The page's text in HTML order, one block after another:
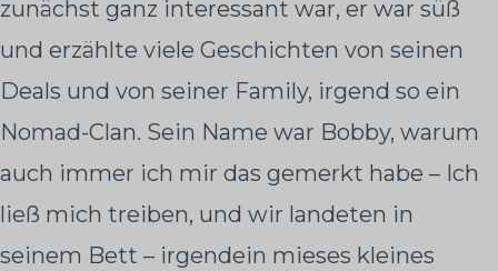
zunächst ganz interessant war, er war süß
und erzählte viele Geschichten von seinen
Deals und von seiner Family, irgend so ein
Nomad-Clan. Sein Name war Bobby, warum
auch immer ich mir das gemerkt habe – Ich
ließ mich treiben, und wir landeten in
seinem Bett – irgendein mieses kleines